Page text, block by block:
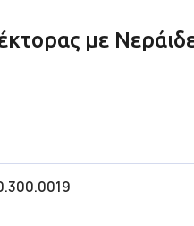
με